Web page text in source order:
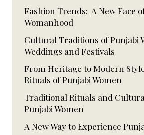
Fashion Trends: A New Face
Womanhood
Cultural Traditions of Punjabi
Weddings and Festivals
From Heritage to Modern
Rituals of Punjabi Women
Traditional Rituals and
Punjabi Women
A New Way to Experience